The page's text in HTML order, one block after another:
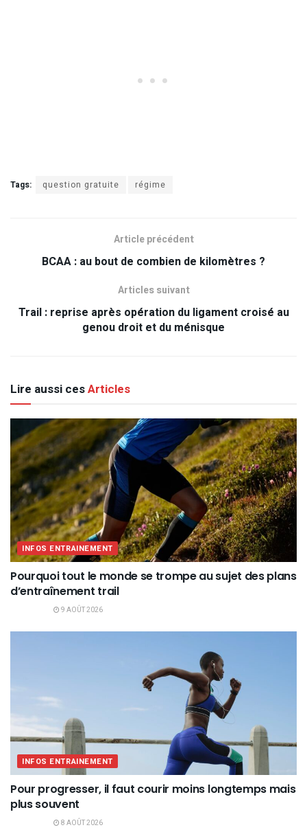
Tags: question gratuite régime
Article précédent
BCAA : au bout de combien de kilomètres ?
Articles suivant
Trail : reprise après opération du ligament croisé au
genou droit et du ménisque
Lire aussi cesArticles
INFOS ENTRAINEMENT
Pourquoi tout le monde se trompe au sujet des plans
d’entraînement trail
9 AOÛT 2026
INFOS ENTRAINEMENT
Pour progresser, il faut courir moins longtemps mais
plus souvent
8 AOÛT 2026